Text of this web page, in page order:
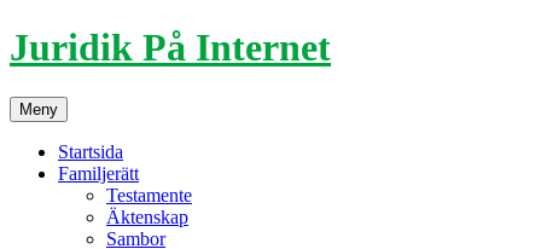
Hoppa
till
Juridik På Internet
Meny
Startsida
Familjerätt
Testamente
Äktenskap
Sambor